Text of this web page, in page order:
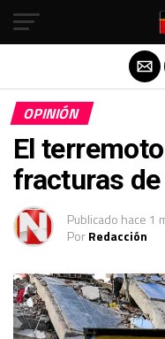
OPINIÓN
El
fracturas
Publicado hace 1
PorRedacción
Salir